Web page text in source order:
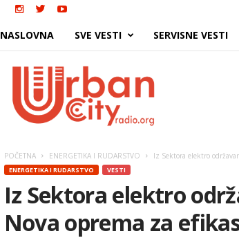
NASLOVNA SVE VESTI SERVISNE VESTI
POČETNA ENERGETIKA I RUDARSTVO Iz Sektora elektro
ENERGETIKA I RUDARSTVO VESTI
Iz Sektora elektro
Nova oprema za